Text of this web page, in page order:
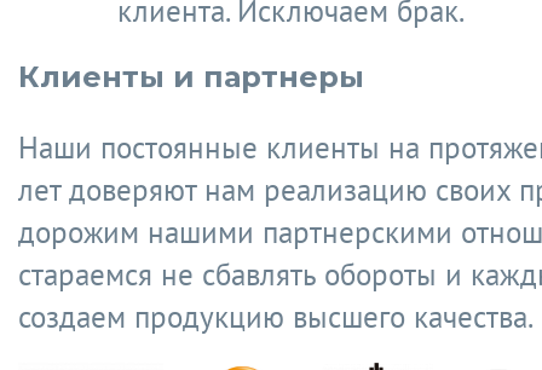
клиента. Исключаем брак.
Клиенты и партнеры
Наши постоянные клиенты на
лет доверяют нам реализацию своих
дорожим нашими партнерскими
стараемся не сбавлять обороты и
создаем продукцию высшего качества.